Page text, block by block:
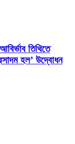
তিথিতে
হল’ উদ্বোধন